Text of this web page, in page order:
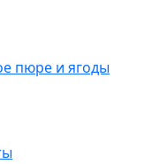
пюре и ягоды